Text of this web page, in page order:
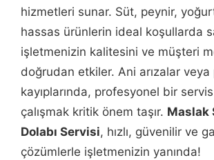
hizmetleri sunar. Süt, peynir,
hassas ürünlerin ideal koşullarda
işletmenizin kalitesini ve müşteri
doğrudan etkiler. Ani arızalar
kayıplarında, profesyonel bir
çalışmak kritik önem taşır. Maslak
Dolabı Servisi, hızlı, güvenilir ve
çözümlerle işletmenizin yanında!